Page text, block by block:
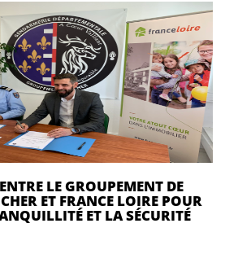
Colonel François Haouchine,
Cher à Bourges et Morgan Blin,
de France Loire
LE GROUPEMENT DE
ET FRANCE LOIRE POUR
ET LA SÉCURITÉ